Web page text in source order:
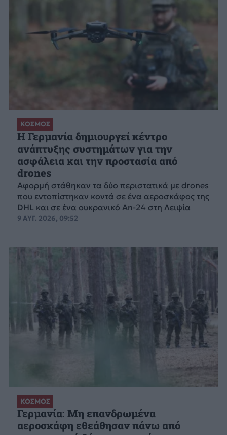
ΚΟΣΜΟΣ
Η Γερμανία δημιουργεί κέντρο
ανάπτυξης συστημάτων για την
ασφάλεια και την προστασία από
drones
Αφορμή στάθηκαν τα δύο περιστατικά με drones
που εντοπίστηκαν κοντά σε ένα αεροσκάφος της
DHL και σε ένα ουκρανικό An-24 στη Λειψία
9 ΑΥΓ. 2026, 09:52
ΚΟΣΜΟΣ
Γερμανία: Μη επανδρωμένα
αεροσκάφη εθεάθησαν πάνω από